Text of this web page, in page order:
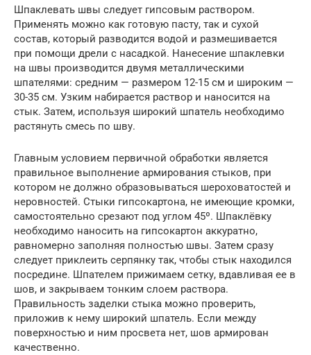
Шпаклевать швы следует гипсовым раствором.
Применять можно как готовую пасту, так и сухой
состав, который разводится водой и размешивается
при помощи дрели с насадкой. Нанесение шпаклевки
на швы производится двумя металлическими
шпателями: средним — размером 12-15 см и широким —
30-35 см. Узким набирается раствор и наносится на
стык. Затем, используя широкий шпатель необходимо
растянуть смесь по шву.
Главным условием первичной обработки является
правильное выполнение армирования стыков, при
котором не должно образовываться шероховатостей и
неровностей. Стыки гипсокартона, не имеющие кромки,
самостоятельно срезают под углом 45º. Шпаклёвку
необходимо наносить на гипсокартон аккуратно,
равномерно заполняя полностью швы. Затем сразу
следует приклеить серпянку так, чтобы стык находился
посредине. Шпателем прижимаем сетку, вдавливая ее в
шов, и закрываем тонким слоем раствора.
Правильность заделки стыка можно проверить,
приложив к нему широкий шпатель. Если между
поверхностью и ним просвета нет, шов армирован
качественно.